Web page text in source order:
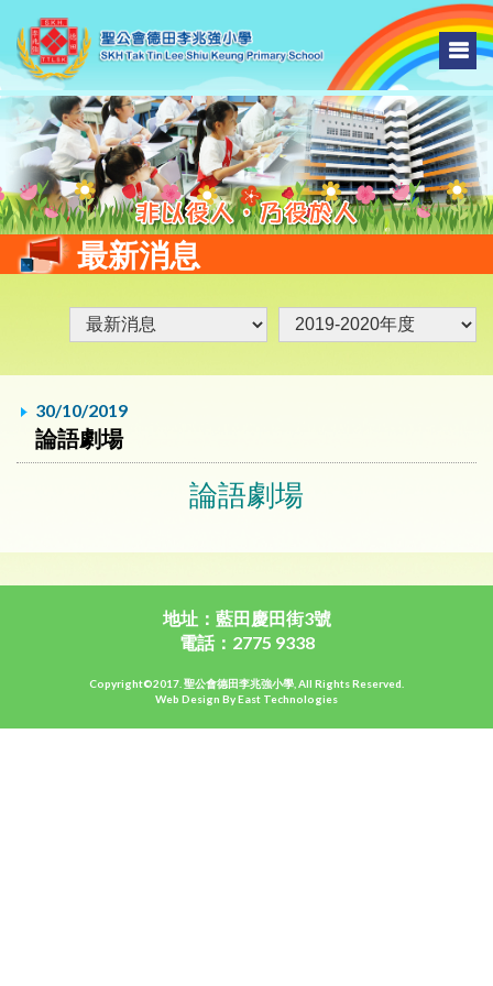
最新消息
30/10/2019
論語劇場
論語劇場
地址：藍田慶田街3號
電話：2775 9338
Copyright©2017. 聖公會德田李兆強小學, All Rights Reserved.
Web Design By East Technologies